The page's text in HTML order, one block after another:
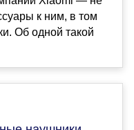
к ним, в том
Об одной такой